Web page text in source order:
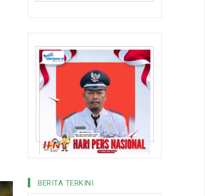
BERITA TERKINI